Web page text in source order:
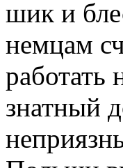
шик и
немцам
знатный